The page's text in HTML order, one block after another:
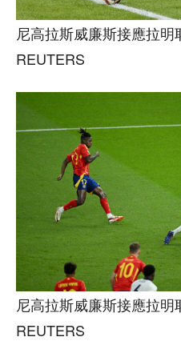
尼高拉斯威廉斯接應拉明
REUTERS
尼高拉斯威廉斯接應拉明
REUTERS